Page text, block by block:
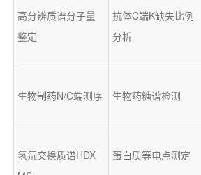
高分辨质谱分子量
鉴定
抗体C端K缺失比例
分析
生物制药N/C端测序 生物药糖谱检测
氢氘交换质谱HDX
蛋白质等电点测定